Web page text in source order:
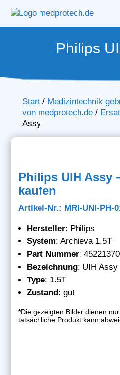
Philips
Start/ Medizintechnik
von medprotech.de/
Assy
Philips UIH Assy
kaufen
Artikel-Nr.: MRI-UNI-PH-
Hersteller: Philips
System: Archieva 1.5T
Part Nummer:
Bezeichnung: UIH Assy
Type: 1.5T
Zustand: gut
*Die gezeigten Bilder dienen
tatsächliche Produkt kann